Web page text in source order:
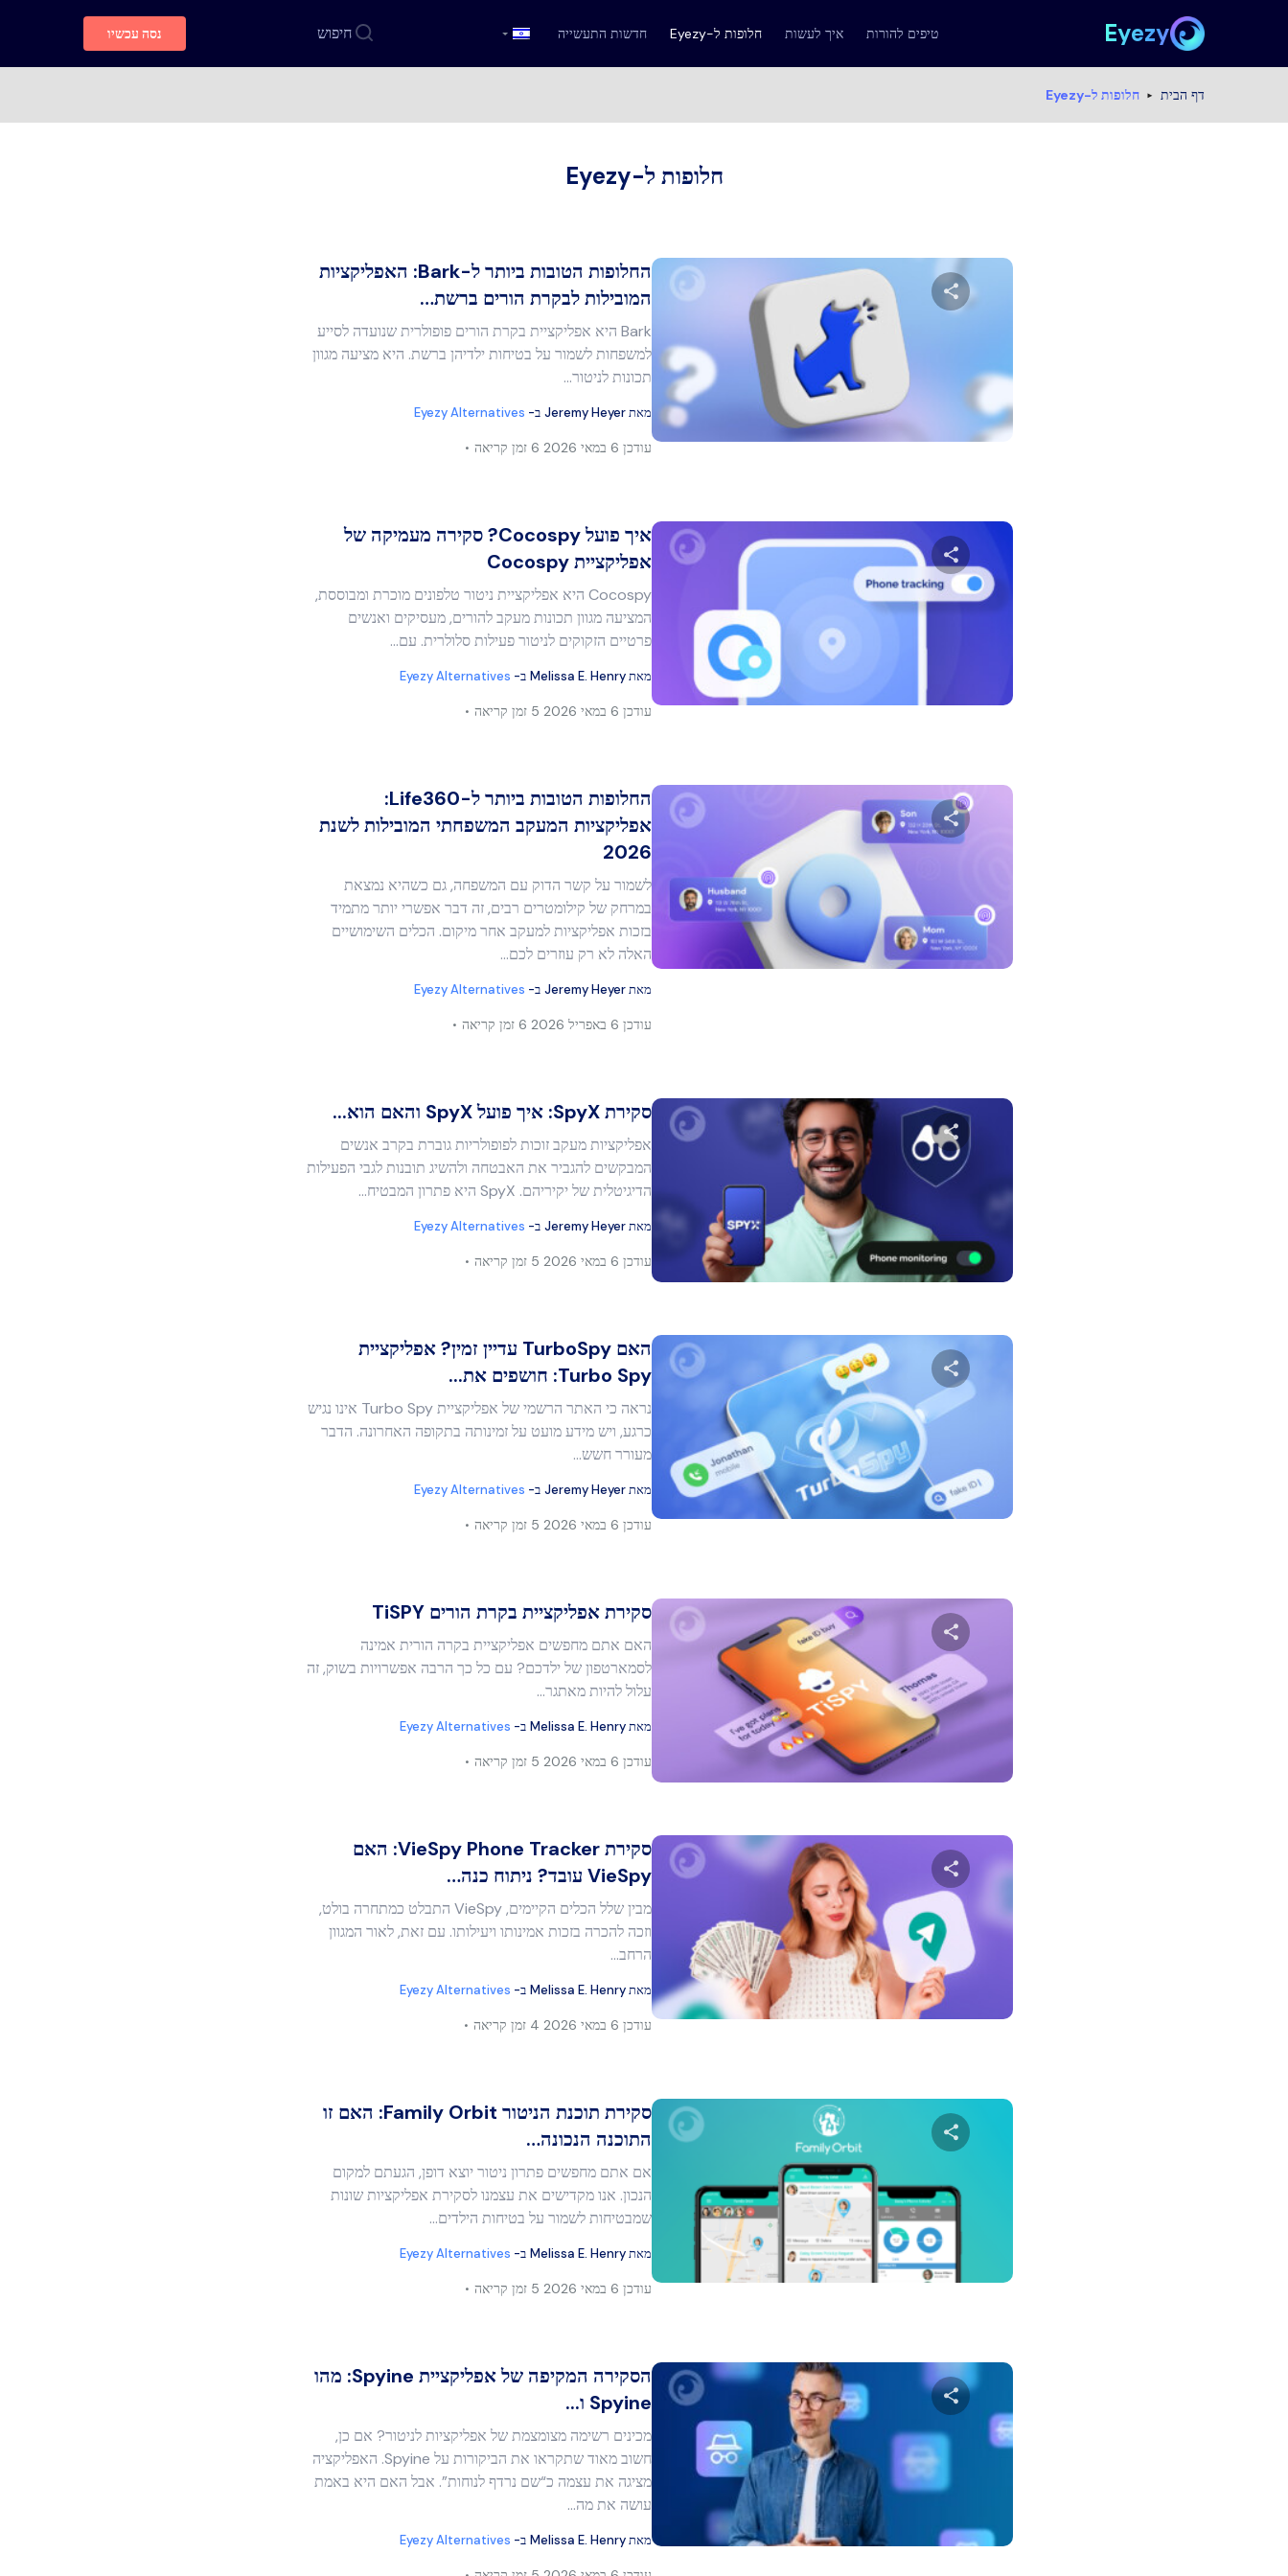
Eyezy טיפים להורות איך לעשות חלופות ל-Eyezy חדשות התעשייה חיפוש נסה עכשיו
דף הבית חלופות ל-Eyezy
חלופות ל-Eyezy
שתף מאמר זה
פייסבוק העתק קישור
החלופות הטובות ביותר ל-Bark: האפליקציות
המובילות לבקרת הורים ברשת…
Bark היא אפליקציית בקרת הורים פופולרית שנועדה לסייע
למשפחות לשמור על בטיחות ילדיהן ברשת. היא מציעה מגוון
תכונות לניטור...
מאתJeremy Heyer ב- Eyezy Alternatives
עודכן 6 זמן קריאה
שתף מאמר זה
העתק קישור
איך פועל Cocospy? סקירה מעמיקה של
אפליקציית Cocospy
Cocospy היא אפליקציית ניטור טלפונים מוכרת ומבוססת,
המציעה מגוון תכונות מעקב להורים, מעסיקים ואנשים
פרטיים הזקוקים לניטור פעילות סלולרית. עם…
מאתMelissa E. Henry ב- Eyezy Alternatives
עודכן 5 זמן קריאה
שתף מאמר זה
טוויטר פייסבוק העתק קישור
החלופות הטובות ביותר ל-Life360:
אפליקציות המעקב המשפחתי המובילות לשנת
2026
לשמור על קשר הדוק עם המשפחה, גם כשהיא נמצאת
במרחק של קילומטרים רבים, זה דבר אפשרי יותר מתמיד
בזכות אפליקציות למעקב אחר מיקום. הכלים השימושיים
האלה לא רק עוזרים לכם…
מאתJeremy Heyer ב- Eyezy Alternatives
עודכן 6 זמן קריאה
שתף מאמר זה
טוויטר פייסבוק העתק קישור
סקירת SpyX: איך פועל SpyX והאם הוא...
אפליקציות מעקב זוכות לפופולריות גוברת בקרב אנשים
המבקשים להגביר את האבטחה ולהשיג תובנות לגבי הפעילות
הדיגיטלית של יקיריהם. SpyX היא פתרון המבטיח...
מאתJeremy Heyer ב- Eyezy Alternatives
עודכן 5 זמן קריאה
שתף מאמר זה
טוויטר פייסבוק העתק קישור
האם TurboSpy עדיין זמין? אפליקציית
Turbo Spy: חושפים את...
נראה כי האתר הרשמי של אפליקציית Turbo Spy אינו נגיש
כרגע, ויש מידע מועט על זמינותה בתקופה האחרונה. הדבר
מעורר חשש…
מאתJeremy Heyer ב- Eyezy Alternatives
עודכן 5 זמן קריאה
שתף מאמר זה
פייסבוק העתק קישור
סקירת אפליקציית בקרת הורים TiSPY
האם אתם מחפשים אפליקציית בקרה הורית אמינה
לסמארטפון של ילדכם? עם כל כך הרבה אפשרויות בשוק, זה
עלול להיות מאתגר…
מאתMelissa E. Henry ב- Eyezy Alternatives
עודכן 5 זמן קריאה
שתף מאמר זה
טוויטר פייסבוק העתק קישור
סקירת VieSpy Phone Tracker: האם
VieSpy עובד? ניתוח כנה…
מבין שלל הכלים הקיימים, VieSpy התבלט כמתחרה בולט,
וזכה להכרה בזכות אמינותו ויעילותו. עם זאת, לאור המגוון
הרחב…
מאתMelissa E. Henry ב- Eyezy Alternatives
עודכן 4 זמן קריאה
שתף מאמר זה
טוויטר פייסבוק העתק קישור
סקירת תוכנת הניטור Family Orbit: האם זו
התוכנה הנכונה…
אם אתם מחפשים פתרון ניטור יוצא דופן, הגעתם למקום
הנכון. אנו מקדישים את עצמנו לסקירת אפליקציות שונות
שמבטיחות לשמור על בטיחות הילדים…
מאתMelissa E. Henry ב- Eyezy Alternatives
עודכן 5 זמן קריאה
שתף מאמר זה
טוויטר פייסבוק העתק קישור
הסקירה המקיפה של אפליקציית Spyine: מהו
Spyine ו...
מכינים רשימה מצומצמת של אפליקציות לניטור? אם כן,
חשוב מאוד שתקראו את הביקורות על Spyine. האפליקציה
מציגה את עצמה כ“שם נרדף לנוחות”. אבל האם היא באמת
עושה את מה...
מאתMelissa E. Henry ב- Eyezy Alternatives